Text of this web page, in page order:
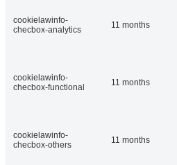
cookielawinfo-
checbox-analytics
11 months
cookielawinfo-
checbox-functional
11 months
cookielawinfo-
checbox-others
11 months